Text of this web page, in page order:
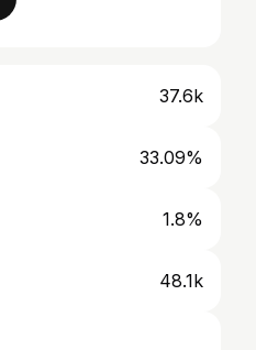
37.6k
33.09%
1.8%
48.1k